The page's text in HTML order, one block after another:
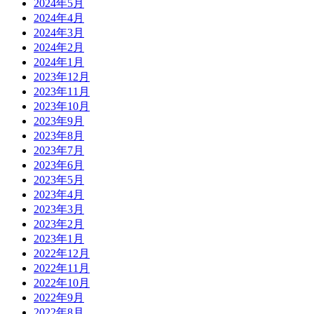
2024年5月
2024年4月
2024年3月
2024年2月
2024年1月
2023年12月
2023年11月
2023年10月
2023年9月
2023年8月
2023年7月
2023年6月
2023年5月
2023年4月
2023年3月
2023年2月
2023年1月
2022年12月
2022年11月
2022年10月
2022年9月